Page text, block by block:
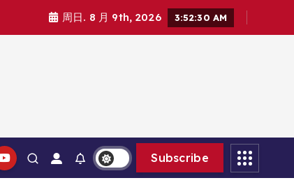
周日. 8 月 9th, 2026 3:52:31 AM
Subscribe